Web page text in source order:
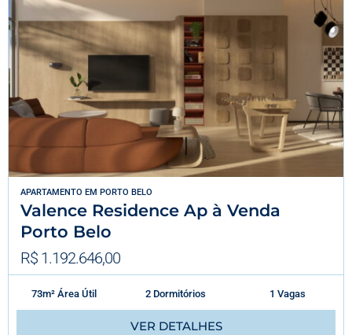
APARTAMENTO EM PORTO BELO
Valence Residence Ap à Venda
Porto Belo
R$ 1.192.646,00
73m² Área Útil 2 Dormitórios 1 Vagas
VER DETALHES